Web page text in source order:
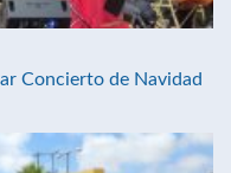
Concierto de Navidad